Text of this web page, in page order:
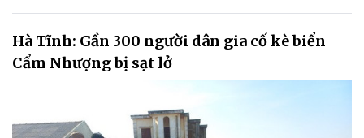
Hà Tĩnh: Gần 300 người dân gia cố kè biển
Cẩm Nhượng bị sạt lở